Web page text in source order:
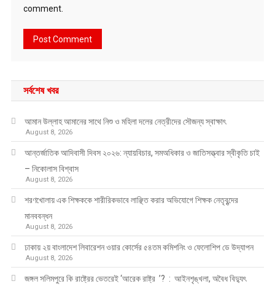
comment.
সর্বশেষ খবর
আমান উল্লাহ আমানের সাথে নিশু ও মহিলা দলের নেত্রীদের সৌজন্য স্বাক্ষাৎ
August 8, 2026
আন্তর্জাতিক আদিবাসী দিবস ২০২৬: ন্যায়বিচার, সমঅধিকার ও জাতিসত্ত্বার স্বীকৃতি চাই
– নিকোলাস বিশ্বাস
August 8, 2026
শরণখোলায় এক শিক্ষককে শারীরিকভাবে লাঞ্ছিত করার অভিযোগে শিক্ষক নেতৃবৃন্দের
মানববন্ধন
August 8, 2026
ঢাকায় ২য় বাংলাদেশ লিবারেশন ওয়ার কোর্সের ৫৪তম কমিশনিং ও ফেলোশিপ ডে উদ্‌যাপন
August 8, 2026
জঙ্গল সলিমপুরে কি রাষ্ট্রের ভেতরেই ‘আরেক রাষ্ট্র ’? : আইনশৃঙ্খলা, অবৈধ বিদ্যুৎ